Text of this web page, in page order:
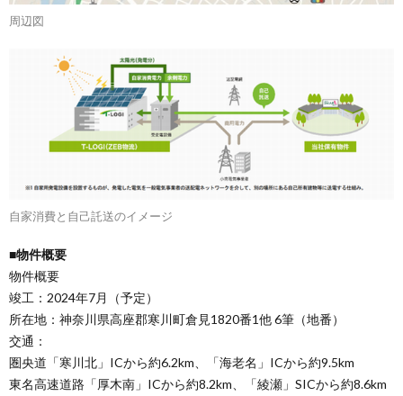
周辺図
自家消費と自己託送のイメージ
■物件概要
物件概要
竣工：2024年7月（予定）
所在地：神奈川県高座郡寒川町倉見1820番1他 6筆（地番）
交通：
圏央道「寒川北」ICから約6.2km、「海老名」ICから約9.5km
東名高速道路「厚木南」ICから約8.2km、「綾瀬」SICから約8.6km